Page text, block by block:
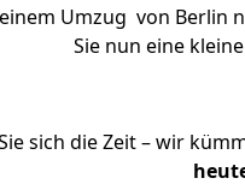
Umzug von Berlin
Sie nun eine
sich die Zeit – wir